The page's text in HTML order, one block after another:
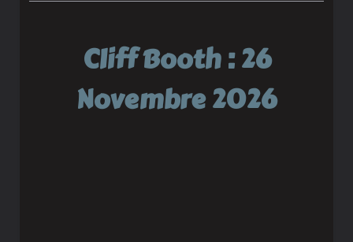
Cliff Booth : 26
Novembre 2026